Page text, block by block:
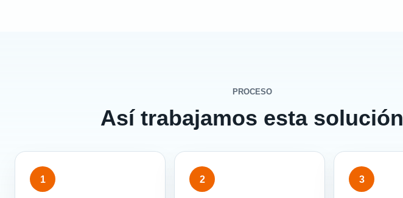
PROCESO
Así trabajamos esta solución
1 2 3